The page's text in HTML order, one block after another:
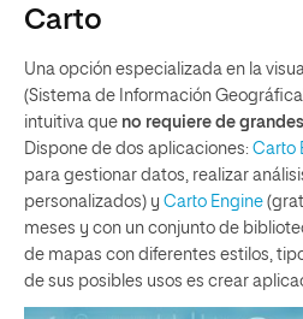
Carto
Una opción especializada en la
(Sistema de Información
intuitiva que no requiere de
Dispone de dos aplicaciones: Carto
para gestionar datos, realizar
personalizados) y Carto Engine
meses y con un conjunto de
de mapas con diferentes estilos,
de sus posibles usos es crear